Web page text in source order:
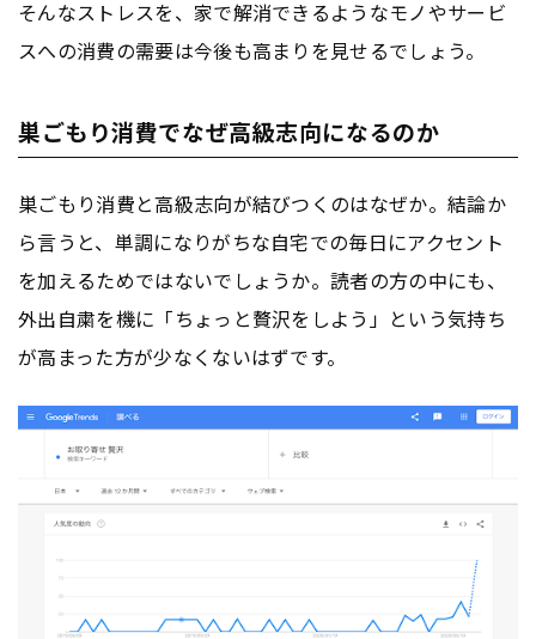
そんなストレスを、家で解消できるようなモノやサービ
スへの消費の需要は今後も高まりを見せるでしょう。
巣ごもり消費でなぜ高級志向になるのか
巣ごもり消費と高級志向が結びつくのはなぜか。結論か
ら言うと、単調になりがちな自宅での毎日にアクセント
を加えるためではないでしょうか。読者の方の中にも、
外出自粛を機に「ちょっと贅沢をしよう」という気持ち
が高まった方が少なくないはずです。